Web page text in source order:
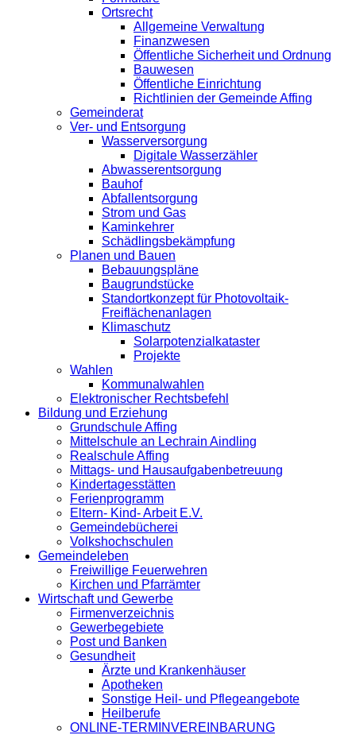
Ortsrecht
Allgemeine Verwaltung
Finanzwesen
Öffentliche Sicherheit und Ordnung
Bauwesen
Öffentliche Einrichtung
Richtlinien der Gemeinde Affing
Gemeinderat
Ver- und Entsorgung
Wasserversorgung
Digitale Wasserzähler
Abwasserentsorgung
Bauhof
Abfallentsorgung
Strom und Gas
Kaminkehrer
Schädlingsbekämpfung
Planen und Bauen
Bebauungspläne
Baugrundstücke
Standortkonzept für Photovoltaik-
Freiflächenanlagen
Klimaschutz
Solarpotenzialkataster
Projekte
Wahlen
Kommunalwahlen
Elektronischer Rechtsbefehl
Bildung und Erziehung
Grundschule Affing
Mittelschule an Lechrain Aindling
Realschule Affing
Mittags- und Hausaufgabenbetreuung
Kindertagesstätten
Ferienprogramm
Eltern- Kind- Arbeit E.V.
Gemeindebücherei
Volkshochschulen
Gemeindeleben
Freiwillige Feuerwehren
Kirchen und Pfarrämter
Wirtschaft und Gewerbe
Firmenverzeichnis
Gewerbegebiete
Post und Banken
Gesundheit
Ärzte und Krankenhäuser
Apotheken
Sonstige Heil- und Pflegeangebote
Heilberufe
ONLINE-TERMINVEREINBARUNG